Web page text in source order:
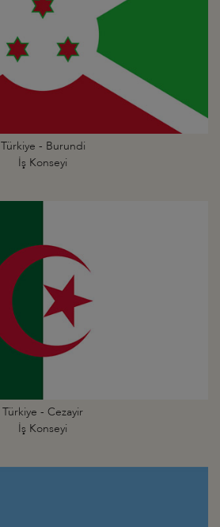
Türkiye - Burundi
İş Konseyi
Türkiye - Cezayir
İş Konseyi